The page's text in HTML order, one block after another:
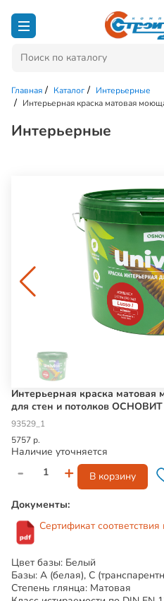
Главная Каталог
Интерьерные
Интерьерная краска матовая
Интерьерные
Интерьерная краска матовая
для стен и потолков ОСНОВИТ
93529_1
5757 р.
Наличие уточняется
- + В корзину
Документы:
Сертификат
Цвет базы: Белый
Базы: А (белая), С
Степень глянца: Матовая